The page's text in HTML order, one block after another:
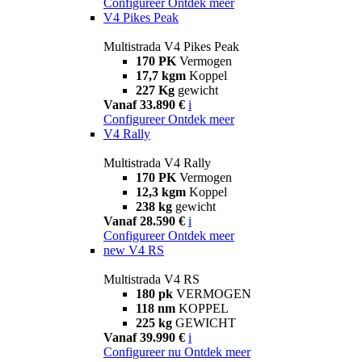
V4 Pikes Peak
Multistrada V4 Pikes Peak
170 PK Vermogen
17,7 kgm Koppel
227 Kg gewicht
Vanaf 33.890 € i
Configureer Ontdek meer
V4 Rally
Multistrada V4 Rally
170 PK Vermogen
12,3 kgm Koppel
238 kg gewicht
Vanaf 28.590 € i
Configureer Ontdek meer
new V4 RS
Multistrada V4 RS
180 pk VERMOGEN
118 nm KOPPEL
225 kg GEWICHT
Vanaf 39.990 € i
Configureer nu Ontdek meer